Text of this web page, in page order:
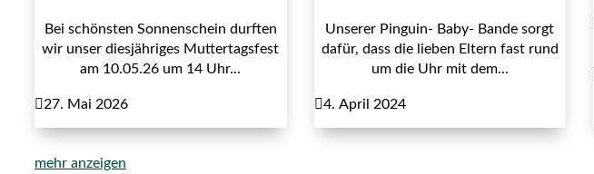
Bei schönsten Sonnenschein durften
wir unser diesjähriges Muttertagsfest
am 10.05.26 um 14 Uhr...
27. Mai 2026
Unserer Pinguin- Baby- Bande sorgt
dafür, dass die lieben Eltern fast rund
um die Uhr mit dem...
4. April 2024
mehr anzeigen